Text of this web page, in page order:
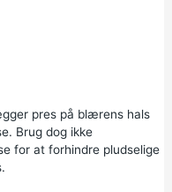
pres på blærens hals
Brug dog ikke
for at forhindre pludselige